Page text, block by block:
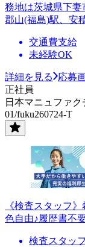
務地は茨城県下妻
郡山(福島)駅、安
交通費支給
未経験OK
詳細を見る
応募
正社員
日本マニュファ
01/fuku260724-T
《検査スタッフ
色自由♪履歴書不
検査スタッフ